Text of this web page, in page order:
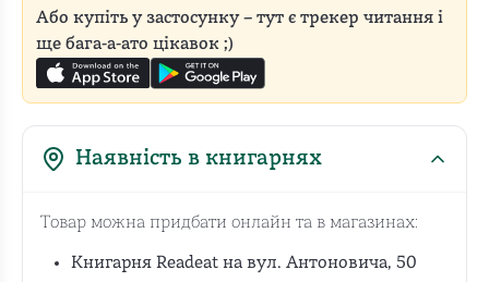
Або купіть у застосунку – тут є трекер читання і
ще бага-а-ато цікавок ;)
Наявність в книгарнях
Товар можна придбати онлайн та в магазинах:
Книгарня Readeat на вул. Антоновича, 50